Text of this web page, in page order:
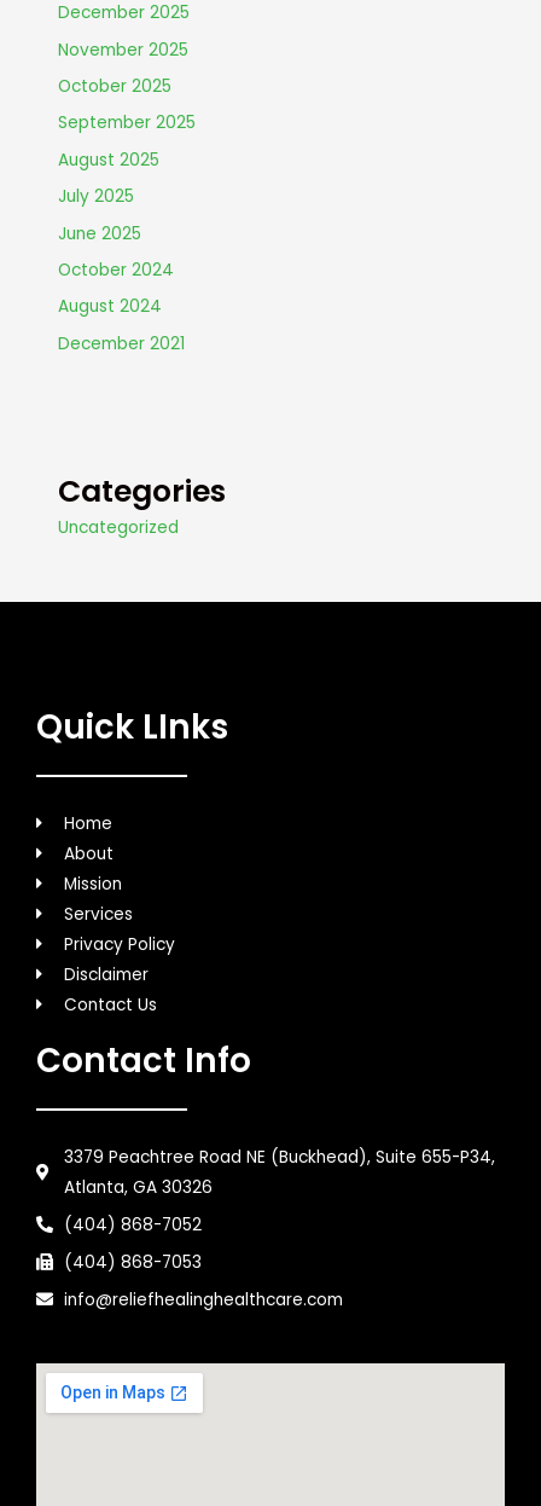
December 2025
November 2025
October 2025
September 2025
August 2025
July 2025
June 2025
October 2024
August 2024
December 2021
Categories
Uncategorized
Quick LInks
Home
About
Mission
Services
Privacy Policy
Disclaimer
Contact Us
Contact Info
3379 Peachtree Road NE (Buckhead), Suite 655-P34,
Atlanta, GA 30326
(404) 868-7052
(404) 868-7053
info@reliefhealinghealthcare.com